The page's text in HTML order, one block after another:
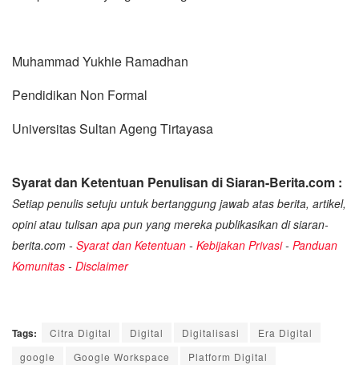
Muhammad Yukhie Ramadhan
Pendidikan Non Formal
Universitas Sultan Ageng Tirtayasa
Syarat dan Ketentuan Penulisan di Siaran-Berita.com :
Setiap penulis setuju untuk bertanggung jawab atas berita, artikel,
opini atau tulisan apa pun yang mereka publikasikan di siaran-
berita.com - Syarat dan Ketentuan - Kebijakan Privasi- Panduan
Komunitas - Disclaimer
Tags: Citra Digital Digital Digitalisasi
Era Digital
google
Google Workspace
Platform Digital